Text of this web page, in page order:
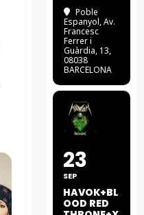
Poble
Espanyol, Av.
Francesc
Ferrer i
Guàrdia, 13,
08038
BARCELONA
23
SEP
HAVOK+BL
OOD RED